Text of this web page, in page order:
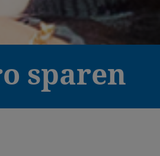
sparen